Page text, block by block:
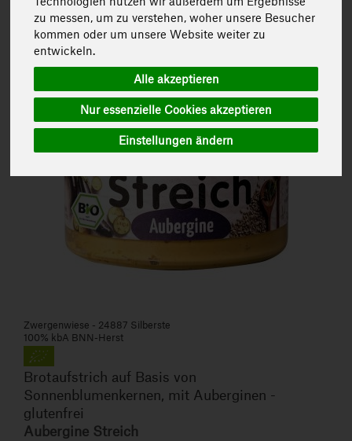
zu messen, um zu verstehen, woher unsere Besucher
kommen oder um unsere Website weiter zu
entwickeln.
Alle akzeptieren
Nur essenzielle Cookies akzeptieren
Einstellungen ändern
Art.-Nr. 405459
Zwergenwiese - 24887 Silberste
100% kbA BNN-Herst
Brotaufstrich auf Basis von
Sonnenblumenkernen, mit Auberginen -
glutenfrei
Aubergine Streich